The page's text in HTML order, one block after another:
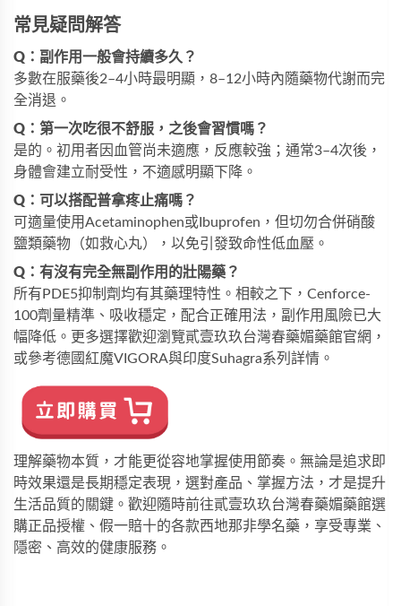
常見疑問解答
Q：副作用一般會持續多久？
多數在服藥後2–4小時最明顯，8–12小時內隨藥物代謝而完
全消退。
Q：第一次吃很不舒服，之後會習慣嗎？
是的。初用者因血管尚未適應，反應較強；通常3–4次後，
身體會建立耐受性，不適感明顯下降。
Q：可以搭配普拿疼止痛嗎？
可適量使用Acetaminophen或Ibuprofen，但切勿合併硝酸
鹽類藥物（如救心丸），以免引發致命性低血壓。
Q：有沒有完全無副作用的壯陽藥？
所有PDE5抑制劑均有其藥理特性。相較之下， Cenforce-
100劑量精準、吸收穩定，配合正確用法，副作用風險已大
幅降低。更多選擇歡迎瀏覽貳壹玖玖台灣春藥媚藥館官網，
或參考德國紅魔VIGORA與印度Suhagra系列詳情。
理解藥物本質，才能更從容地掌握使用節奏。無論是追求即
時效果還是長期穩定表現，選對產品、掌握方法，才是提升
生活品質的關鍵。歡迎隨時前往貳壹玖玖台灣春藥媚藥館選
購正品授權、假一賠十的各款西地那非學名藥，享受專業、
隱密、高效的健康服務。